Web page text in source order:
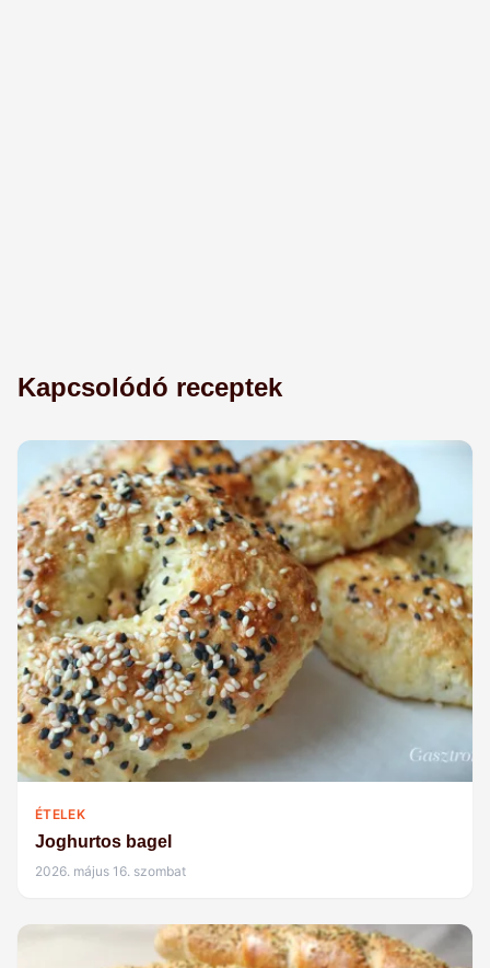
Kapcsolódó receptek
ÉTELEK
Joghurtos bagel
2026. május 16. szombat